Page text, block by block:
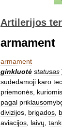
Artilerijos
armament
armament
ginkluotė statusas
sudedamoji karo
priemonės kuriomis
pagal
divizijos brigados
aviacijos laivų